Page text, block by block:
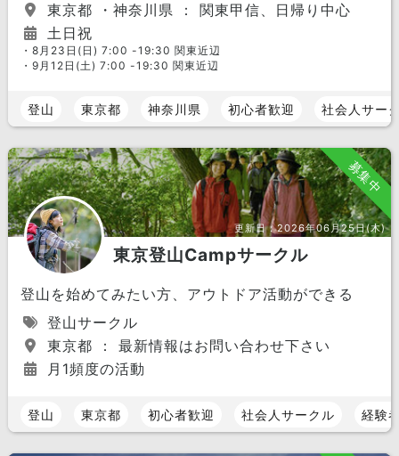
東京都 ・神奈川県 ： 関東甲信、日帰り中心
土日祝
・8月23日(日) 7:00 -19:30 関東近辺
・9月12日(土) 7:00 -19:30 関東近辺
登山 東京都 神奈川県 初心者歓迎 社会人サー
募集中
更新日：2026年06月25日(木)
東京登山Campサークル
登山を始めてみたい方、アウトドア活動ができる
登山サークル
東京都 ： 最新情報はお問い合わせ下さい
月1頻度の活動
登山 東京都 初心者歓迎 社会人サークル 経験